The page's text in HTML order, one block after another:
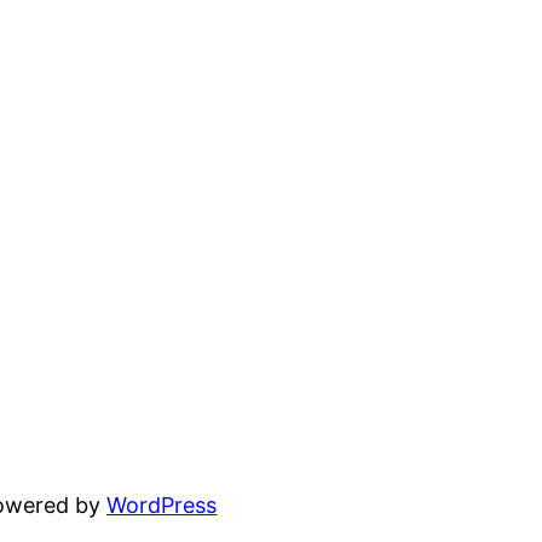
byWordPress